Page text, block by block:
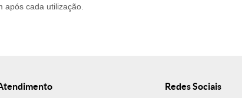
após cada utilização.
Redes Sociais